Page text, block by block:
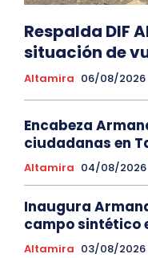
Respalda DIF
situación de
Altamira 06/08/2026
Encabeza
ciudadanas en
Altamira 04/08/2026
Inaugura
campo sintético
Altamira 03/08/2026